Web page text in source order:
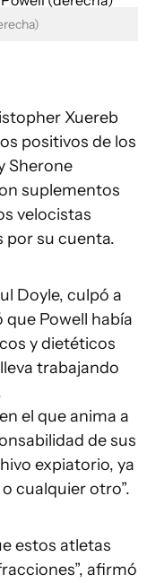
Xuereb
positivos de los
Sherone
suplementos
velocistas
por su cuenta.
Doyle, culpó a
que Powell había
y dietéticos
trabajando
el que anima a
de sus
expiatorio, ya
cualquier otro”.
estos atletas
afirmó